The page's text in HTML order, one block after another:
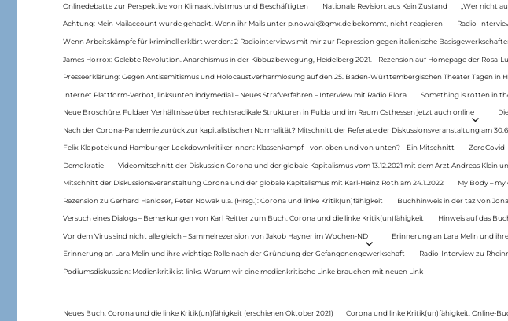
Onlinedebatte zur Perspektive von Klimaaktivistmus und Beschäftigten Nationale Revision: aus Kein Zustand „Wer nicht
Achtung: Mein Mailaccount wurde gehackt. Wenn ihr Mails unter p.nowak@gmx.de bekommt, nicht reagieren Radio-
Wenn Arbeitskämpfe für kriminell erklärt werden: 2 Radiointerviews mit mir zur Repression gegen italienische
James Horrox: Gelebte Revolution. Anarchismus in der Kibbuzbewegung, Heidelberg 2021. – Rezension auf Homepage der Rosa-
Presseerklärung: Gegen Antisemitismus und Holocaustverharmlosung auf den 25. Baden-Württembergischen Theater Tagen in
Internet Plattform-Verbot, linksunten.indymedia1 – Neues Strafverfahren – Interview mit Radio Flora Something is rotten in
Neue Broschüre: Fuldaer Verhältnisse über rechtsradikale Strukturen in Fulda und im Raum Osthessen jetzt auch online
Nach der Corona-Pandemie zurück zur kapitalistischen Normalität? Mitschnitt der Referate der Diskussionsveranstaltung am
Felix Klopotek und Hamburger LockdownkritikerInnen: Klassenkampf – von oben und von unten? – Ein Mitschnitt ZeroCovid
Demokratie Videomitschnitt der Diskussion Corona und der globale Kapitalismus vom 13.12.2021 mit dem Arzt Andreas Klein
Mitschnitt der Diskussionsveranstaltung Corona und der globale Kapitalismus mit Karl-Heinz Roth am 24.1.2022 My Body –
Rezension zu Gerhard Hanloser, Peter Nowak u.a. (Hrsg.): Corona und linke Kritik(un)fähigkeit Buchhinweis in der taz von
Versuch eines Dialogs – Bemerkungen von Karl Reitter zum Buch: Corona und die linke Kritik(un)fähigkeit Hinweis auf das
Vor dem Virus sind nicht alle gleich – Sammelrezension von Jakob Hayner im Wochen-ND Erinnerung an Lara Melin und
Erinnerung an Lara Melin und ihre wichtige Rolle nach der Gründung der Gefangenengewerkschaft Radio-Interview zu
Podiumsdiskussion: Medienkritik ist links. Warum wir eine medienkritische Linke brauchen mit neuen Link
Neues Buch: Corona und die linke Kritik(un)fähigkeit (erschienen Oktober 2021) Corona und linke Kritik(un)fähigkeit. Online-